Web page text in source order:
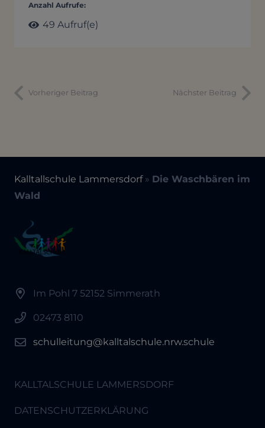
Anzahl Aufrufe:
49 Aufruf(e)
Vorheriger Beitrag Nächster Beitrag
Kalltallschule Lammersdorf» Die Waschbären im
Wald
Im Pohl 7 52152 Simmerath
02473 8110
schulleitung@kalltalschule.nrw.schule
KALLTALSCHULE LAMMERSDORF
DATENSCHUTZERKLÄRUNG